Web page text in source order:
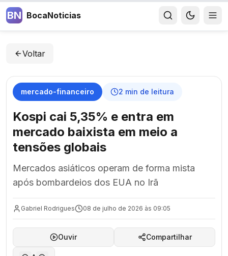
BN BocaNoticias
Voltar
mercado-financeiro 2 min de leitura
Kospi cai 5,35% e entra em
mercado baixista em meio a
tensões globais
Mercados asiáticos operam de forma mista
após bombardeios dos EUA no Irã
Gabriel Rodrigues 08 de julho de 2026 às 09:05
Ouvir Compartilhar